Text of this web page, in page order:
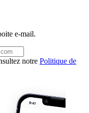
e-mail.
notre Politique de